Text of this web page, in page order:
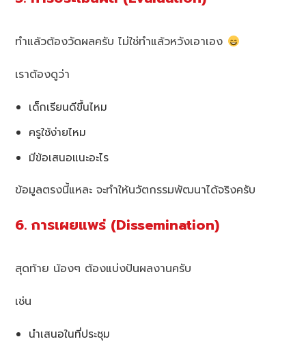
ทำแล้วต้องวัดผลครับ ไม่ใช่ทำแล้วหวังเอาเอง
เราต้องดูว่า
เด็กเรียนดีขึ้นไหม
ครูใช้ง่ายไหม
มีข้อเสนอแนะอะไร
ข้อมูลตรงนี้แหละ จะทำให้นวัตกรรมพัฒนาได้จริงครับ
6. การเผยแพร่ (Dissemination)
สุดท้าย น้องๆ ต้องแบ่งปันผลงานครับ
เช่น
นำเสนอในที่ประชุม